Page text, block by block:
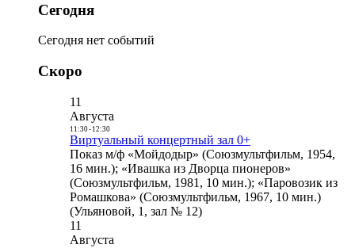
Сегодня
Сегодня нет событий
Скоро
11
Августа
11:30- 12:30
Виртуальный концертный зал 0+
Показ м/ф «Мойдодыр» (Союзмультфильм, 1954,
16 мин.); «Ивашка из Дворца пионеров»
(Союзмультфильм, 1981, 10 мин.); «Паровозик из
Ромашкова» (Союзмультфильм, 1967, 10 мин.)
(Ульяновой, 1, зал № 12)
11
Августа